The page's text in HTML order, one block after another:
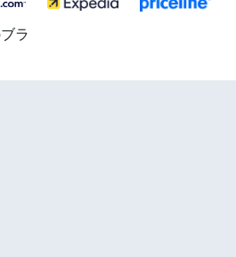
ラ